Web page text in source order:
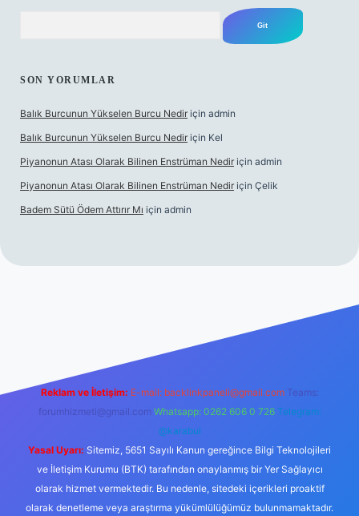
SON YORUMLAR
Balık Burcunun Yükselen Burcu Nedir için admin
Balık Burcunun Yükselen Burcu Nedir için Kel
Piyanonun Atası Olarak Bilinen Enstrüman Nedir için admin
Piyanonun Atası Olarak Bilinen Enstrüman Nedir için Çelik
Badem Sütü Ödem Attırır Mı için admin
Reklam ve İletişim: E-mail: backlinkpaneli@gmail.com Teams:
forumhizmeti@gmail.com Whatsapp: 0262 606 0 726 Telegram:
@karabul
Yasal Uyarı: Sitemiz, 5651 Sayılı Kanun gereğince Bilgi Teknolojileri
ve İletişim Kurumu (BTK) tarafından onaylanmış bir Yer Sağlayıcı
olarak hizmet vermektedir. Bu nedenle, sitedeki içerikleri proaktif
olarak denetleme veya araştırma yükümlülüğümüz bulunmamaktadır.